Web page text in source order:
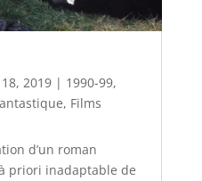
2019| 1990-99,
, Films
d’un roman
priori inadaptable de